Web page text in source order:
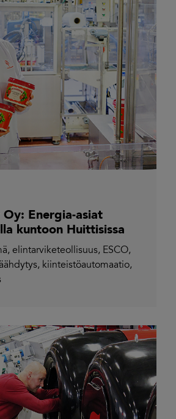
Oy: Energia-asiat
kuntoon Huittisissa
, elintarviketeollisuus, ESCO,
, kiinteistöautomaatio,